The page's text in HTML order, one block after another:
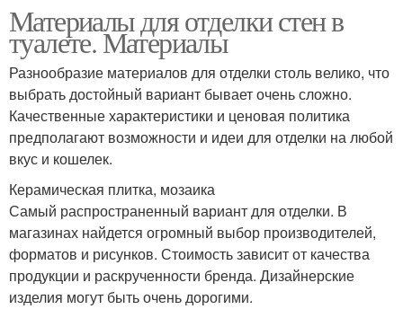
Материалы для отделки стен в
туалете. Материалы
Разнообразие материалов для отделки столь велико, что
выбрать достойный вариант бывает очень сложно.
Качественные характеристики и ценовая политика
предполагают возможности и идеи для отделки на любой
вкус и кошелек.
Керамическая плитка, мозаика
Самый распространенный вариант для отделки. В
магазинах найдется огромный выбор производителей,
форматов и рисунков. Стоимость зависит от качества
продукции и раскрученности бренда. Дизайнерские
изделия могут быть очень дорогими.